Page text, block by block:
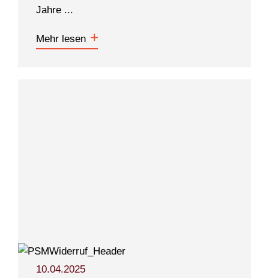
Jahre ...
Mehr lesen
10.04.2025